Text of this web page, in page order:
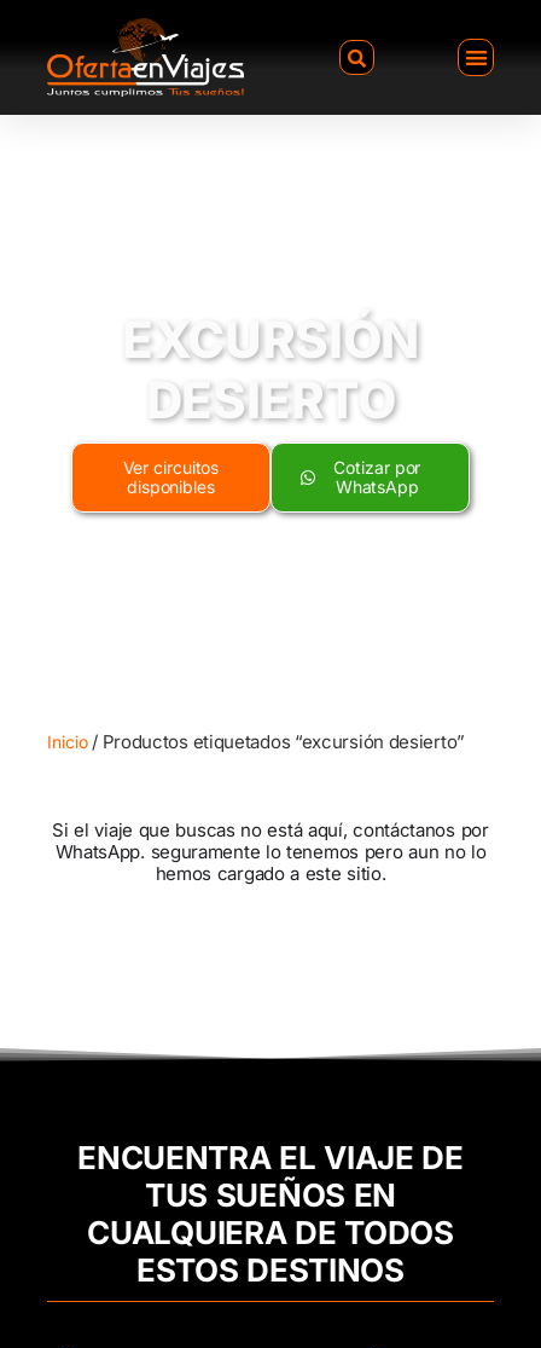
EXCURSIÓN
DESIERTO
Ver circuitos
disponibles
Cotizar por
WhatsApp
Inicio/ Productos etiquetados “excursión desierto”
Si el viaje que buscas no está aquí, contáctanos por
WhatsApp. seguramente lo tenemos pero aun no lo
hemos cargado a este sitio.
ENCUENTRA EL VIAJE DE
TUS SUEÑOS EN
CUALQUIERA DE TODOS
ESTOS DESTINOS